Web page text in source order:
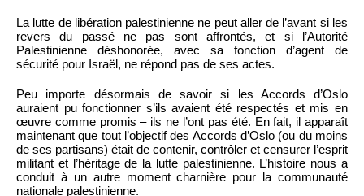
La lutte de libération palestinienne ne peut aller de l’avant si les
revers du passé ne pas sont affrontés, et si l’Autorité
Palestinienne déshonorée, avec sa fonction d’agent de
sécurité pour Israël, ne répond pas de ses actes.
Peu importe désormais de savoir si les Accords d’Oslo
auraient pu fonctionner s’ils avaient été respectés et mis en
œuvre comme promis – ils ne l’ont pas été. En fait, il apparaît
maintenant que tout l’objectif des Accords d’Oslo (ou du moins
de ses partisans) était de contenir, contrôler et censurer l’esprit
militant et l’héritage de la lutte palestinienne. L’histoire nous a
conduit à un autre moment charnière pour la communauté
nationale palestinienne.